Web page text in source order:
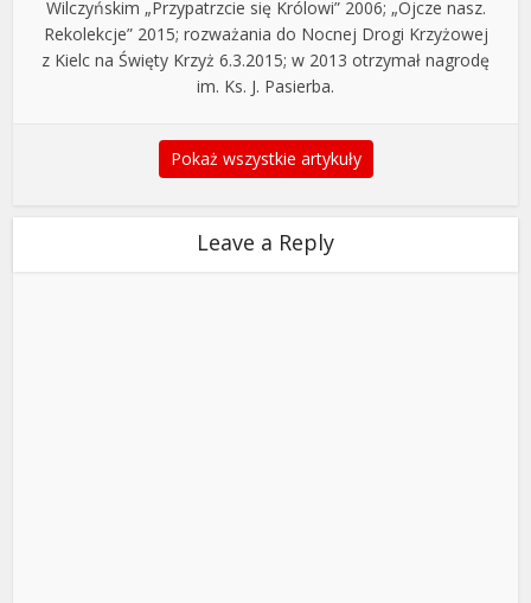
Wilczyńskim „Przypatrzcie się Królowi” 2006; „Ojcze nasz.
Rekolekcje” 2015; rozważania do Nocnej Drogi Krzyżowej
z Kielc na Święty Krzyż 6.3.2015; w 2013 otrzymał nagrodę
im. Ks. J. Pasierba.
Pokaż wszystkie artykuły
Leave a Reply